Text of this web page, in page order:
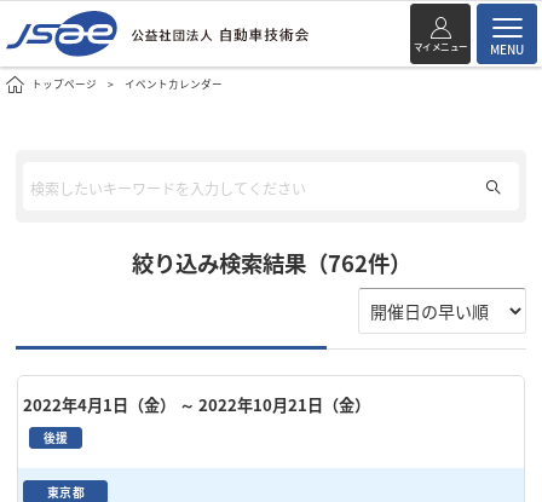
マイメニュー MENU
トップページ イベントカレンダー
絞り込み検索結果（762件）
2022年4月1日（金） ～ 2022年10月21日（金）
後援
東京都